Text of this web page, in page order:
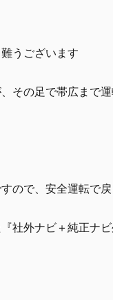
うございます
その足で帯広まで
ので、安全運転で
社外ナビ＋純正ナ